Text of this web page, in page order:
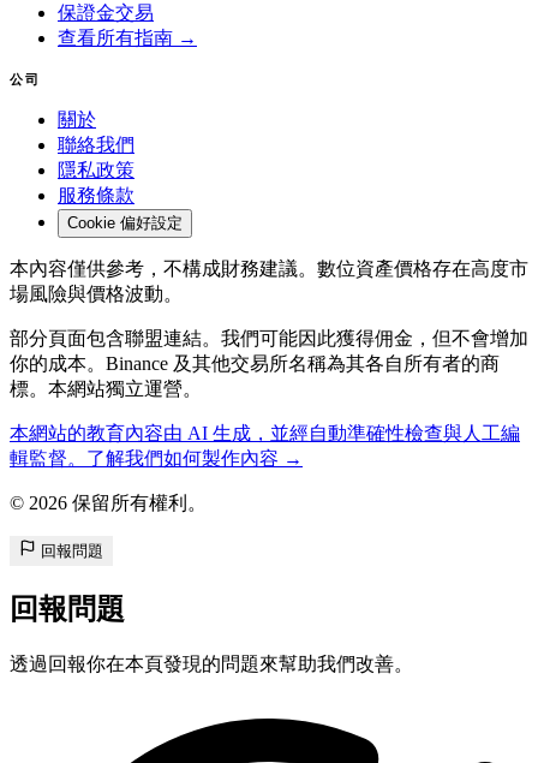
保證金交易
查看所有指南 →
公司
關於
聯絡我們
隱私政策
服務條款
Cookie 偏好設定
本內容僅供參考，不構成財務建議。數位資產價格存在高度市
場風險與價格波動。
部分頁面包含聯盟連結。我們可能因此獲得佣金，但不會增加
你的成本。Binance 及其他交易所名稱為其各自所有者的商
標。本網站獨立運營。
本網站的教育內容由 AI 生成，並經自動準確性檢查與人工編
輯監督。了解我們如何製作內容 →
© 2026 保留所有權利。
回報問題
回報問題
透過回報你在本頁發現的問題來幫助我們改善。